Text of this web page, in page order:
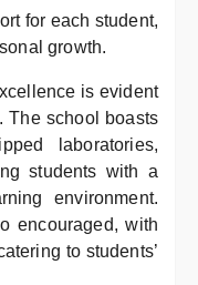
for each student,
growth.
is evident
The school boasts
laboratories,
students with a
environment.
encouraged, with
to students’